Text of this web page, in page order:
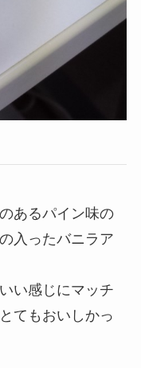
あるパイン味の
入ったバニラア
い感じにマッチ
てもおいしかっ